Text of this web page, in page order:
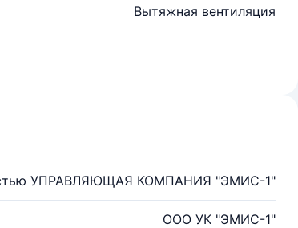
Вытяжная вентиляция
УПРАВЛЯЮЩАЯ КОМПАНИЯ "ЭМИС-1"
ООО УК "ЭМИС-1"